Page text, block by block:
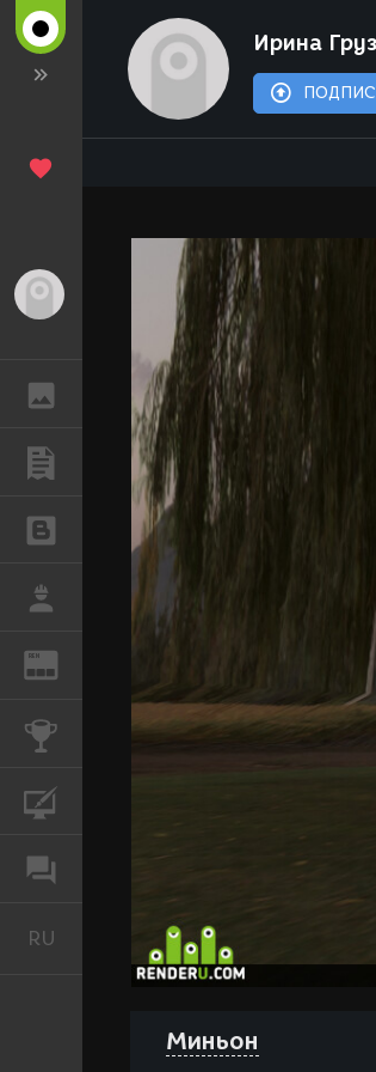
ГАЛЕРЕЯ
ПУБЛИКАЦИИ
РАБОТА
REN
КОНКУРСЫ
RU
Ирина
Миньон